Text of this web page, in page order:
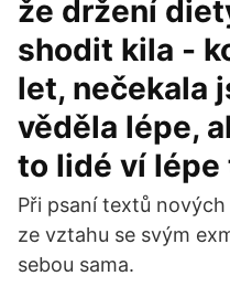
že držení
shodit kila -
let, nečekala
věděla lépe,
to lidé ví lépe
Při psaní textů
ze vztahu se svým
sebou sama.